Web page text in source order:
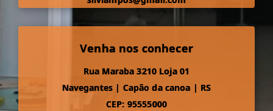
Venha nos conhecer
Rua Maraba 3210 Loja 01
Navegantes | Capão da canoa | RS
CEP: 95555000